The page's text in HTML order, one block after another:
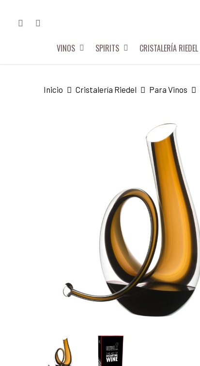
FACEBOOKINSTAGRAM
VINOS SPIRITS CRISTALERÍA RIEDEL
Inicio Cristalería Riedel Para Vinos